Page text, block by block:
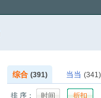
综合 (391) 当当 (341)
排 序： 时间 折扣